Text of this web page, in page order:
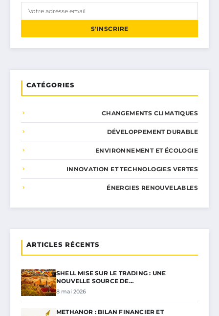
S'INSCRIRE
CATÉGORIES
CHANGEMENTS CLIMATIQUES
DÉVELOPPEMENT DURABLE
ENVIRONNEMENT ET ÉCOLOGIE
INNOVATION ET TECHNOLOGIES VERTES
ÉNERGIES RENOUVELABLES
ARTICLES RÉCENTS
SHELL MISE SUR LE TRADING : UNE
NOUVELLE SOURCE DE…
8 mai 2026
METHANOR : BILAN FINANCIER ET